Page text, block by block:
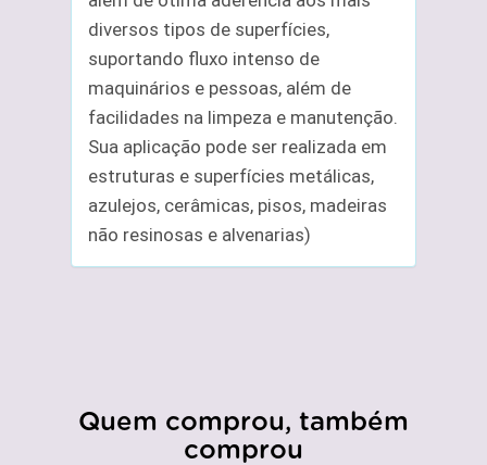
diversos tipos de superfícies,
suportando fluxo intenso de
maquinários e pessoas, além de
facilidades na limpeza e manutenção.
Sua aplicação pode ser realizada em
estruturas e superfícies metálicas,
azulejos, cerâmicas, pisos, madeiras
não resinosas e alvenarias)
Quem comprou, também
comprou